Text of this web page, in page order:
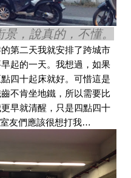
，說真的，不懂。
第二天我就安排了跨城市
起的一天。我想過，如果
四十起床就好。可惜這是
不肯坐地鐵，所以需要比
早就清醒，只是四點四十
友們應該很想打我…